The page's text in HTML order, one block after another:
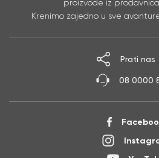
proizvode iz
Krenimo zajedno u sve
Prati nas
08 0000